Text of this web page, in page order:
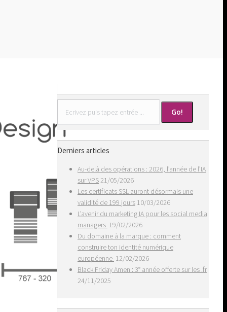
Derniers articles
Au-delà des opérations : 2026, l’année de l’IA
sur VPS21/05/2026
Les certificats SSL auront désormais une
validité de 199 jours 10/03/2026
L’avenir du marketing IA pour les social media
managers 19/02/2026
Du domaine à la marque : comment
construire ton identité numérique
européenne 12/02/2026
Black Friday Amen : 3ᵉ année offerte sur les .fr
24/11/2025